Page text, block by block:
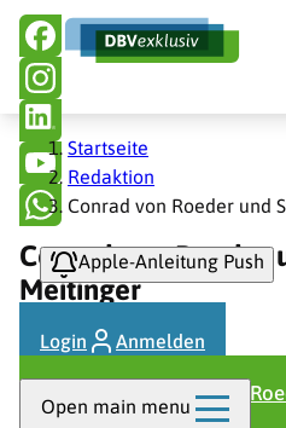
Direkt
zum
Inhalt
Hauptnavigation
Apple-Anleitung Push
Login Anmelden
Open main menu
Pfadnavigation
Startseite
Redaktion
Conrad von Roeder und
Conrad von Roeder
Meitinger
Autor
Artikel von Conrad von